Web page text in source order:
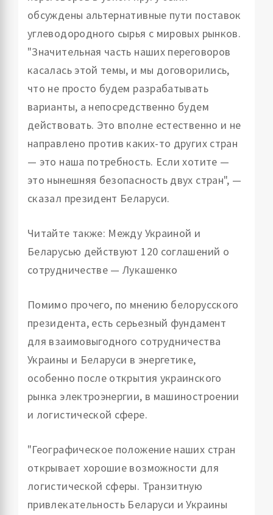
обсуждены альтернативные пути поставок
углеводородного сырья с мировых рынков.
"Значительная часть наших переговоров
касалась этой темы, и мы договорились,
что не просто будем разрабатывать
варианты, а непосредственно будем
действовать. Это вполне естественно и не
направлено против каких-то других стран
— это наша потребность. Если хотите —
это нынешняя безопасность двух стран", —
сказал президент Беларуси.
Читайте также: Между Украиной и
Беларусью действуют 120 соглашений о
сотрудничестве — Лукашенко
Помимо прочего, по мнению белорусского
президента, есть серьезный фундамент
для взаимовыгодного сотрудничества
Украины и Беларуси в энергетике,
особенно после открытия украинского
рынка электроэнергии, в машиностроении
и логистической сфере.
"Географическое положение наших стран
открывает хорошие возможности для
логистической сферы. Транзитную
привлекательность Беларуси и Украины